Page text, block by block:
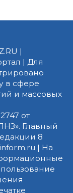
|
| Для
в сфере
и массовых
от
Главный
8
| На